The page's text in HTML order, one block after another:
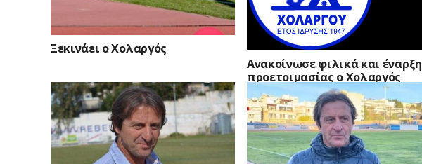
Ξεκινάει ο Χολαργός
Ανακοίνωσε φιλικά και έναρξη
προετοιμασίας ο Χολαργός